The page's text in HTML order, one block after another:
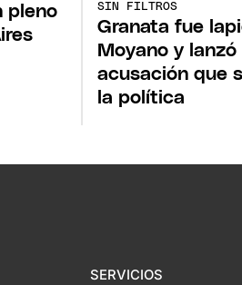
pleno
SIN FILTROS
Granata fue
Moyano y lanzó
acusación que
la política
SERVICIOS